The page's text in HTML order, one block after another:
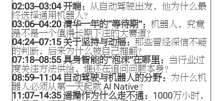
02:03–03:04开端： 从自动驾驶出发，他为什么最
终选择通用机器人？
03:06–04:20清华一年的“等待期”： 机器人，究竟
是不是一个值得长期下注的大赛道？
04:24–07:15 关于坚持与动摇： 那些曾经深信不疑
的判断，后来为什么被自己推翻？
07:18–08:55具身智能的“泡沫”在哪里： 当行业过
度关注方法供给，谁还在追问问题本身？
08:59–11:04自动驾驶与机器人的分野： 为什么机
器人必须从第一天起就 AI Native？
11:07–14:35遥操作为什么走不通： 1000万小时，